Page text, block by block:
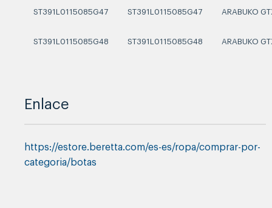
ST391L0115085G47 ST391L0115085G47 ARABUKO
ST391L0115085G48 ST391L0115085G48 ARABUKO
Enlace
https://estore.beretta.com/es-es/ropa/comprar-por-
categoria/botas